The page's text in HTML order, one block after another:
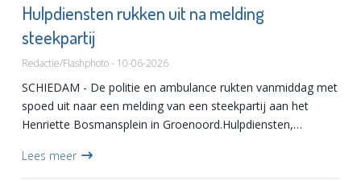
Hulpdiensten rukken uit na melding
steekpartij
Redactie/Flashphoto - 10-06-2026
SCHIEDAM - De politie en ambulance rukten vanmiddag met
spoed uit naar een melding van een steekpartij aan het
Henriette Bosmansplein in Groenoord.Hulpdiensten,
kwamen ter plaatse...
Lees meer